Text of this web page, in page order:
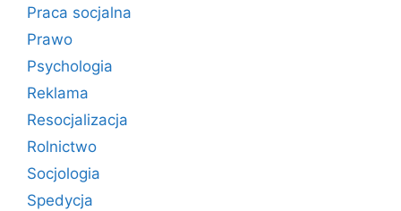
Praca socjalna
Prawo
Psychologia
Reklama
Resocjalizacja
Rolnictwo
Socjologia
Spedycja